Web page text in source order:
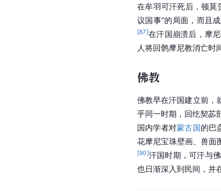
在牟羽可汗死后，顿莫
议国事”的局面，而且
[87]在汗国崩溃后， 摩
人将回鹘摩尼教消亡时
佛教
佛教早在汗国建立前，
乎同一时期，回纥契苾
国内学者对蒙古国的巴
花摩尼宝珠壁画、兽面
[90]汗国时期，可汗与
也日渐深入到民间，并